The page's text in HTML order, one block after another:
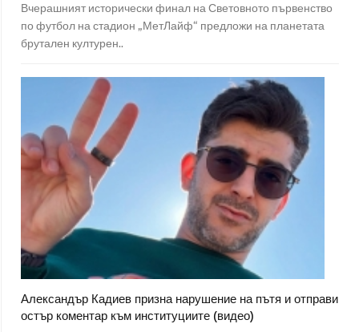
Вчерашният исторически финал на Световното първенство
по футбол на стадион „МетЛайф“ предложи на планетата
брутален културен..
Александър Кадиев призна нарушение на пътя и отправи
остър коментар към институциите (видео)